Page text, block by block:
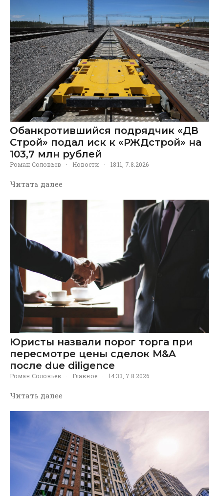
Обанкротившийся подрядчик «ДВ
Строй» подал иск к «РЖДстрой» на
103,7 млн рублей
Роман Соловьев · Новости · 18:11, 7.8.2026
Читать далее
Юристы назвали порог торга при
пересмотре цены сделок M&A
после due diligence
Роман Соловьев · Главное · 14:33, 7.8.2026
Читать далее